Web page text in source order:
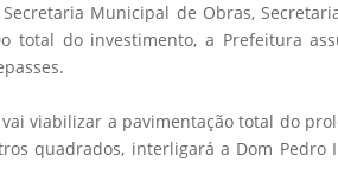
Municipal de Obras,
total do investimento, a Prefeitura
viabilizar a pavimentação total do
quadrados, interligará a Dom Pedro